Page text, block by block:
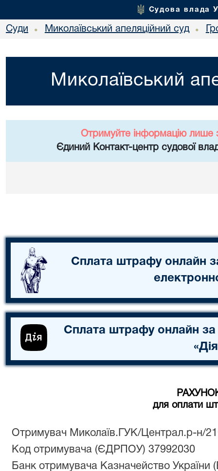
Судова влада
Суди • Миколаївський апеляційний суд •
Миколаївський
Отримуйте інформацію лише
Єдиний Контакт-центр судової
Сплата штрафу онлайн
Сплата штрафу онлайн
для оплати
Отримувач Миколаїв.ГУК/Централ.р-н/
Код отримувача (ЄДРПОУ) 37992030
Банк отримувача Казначейство України